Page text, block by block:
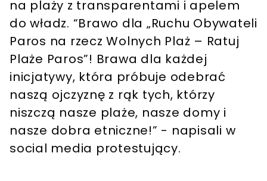
na plaży z transparentami i apelem
do władz. “Brawo dla „Ruchu Obywateli
Paros na rzecz Wolnych Plaż – Ratuj
Plaże Paros”! Brawa dla każdej
inicjatywy, która próbuje odebrać
naszą ojczyznę z rąk tych, którzy
niszczą nasze plaże, nasze domy i
nasze dobra etniczne!” - napisali w
social media protestujący.